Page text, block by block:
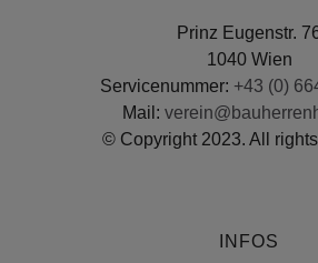
Prinz Eugenstr.
1040 Wien
Servicenummer: +43 (0)
Mail:
© Copyright 2023. All
INFOS